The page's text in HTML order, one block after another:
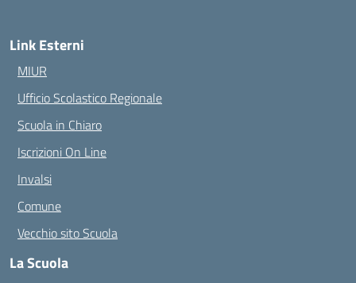
Link Esterni
MIUR
Ufficio Scolastico Regionale
Scuola in Chiaro
Iscrizioni On Line
Invalsi
Comune
Vecchio sito Scuola
La Scuola